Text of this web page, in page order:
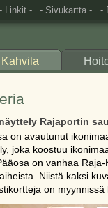
- Linkit - - Sivukartta - -
Kahvila
Rajaportin
on avautunut
joka koostuu
on vanhaa
Niistä kaksi
on myynnissä